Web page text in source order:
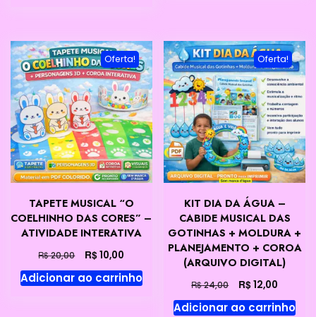
Oferta!
TAPETE MUSICAL “O
COELHINHO DAS CORES” –
ATIVIDADE INTERATIVA
R$20,00
preço
original
R$10,00
preço
atual
Adicionar ao carrinho
Oferta!
KIT DIA DA ÁGUA –
CABIDE MUSICAL DAS
GOTINHAS + MOLDURA +
PLANEJAMENTO + COROA
(ARQUIVO DIGITAL)
R$24,00
preço
original
R$12,00
preço
atual
Adicionar ao carrinho